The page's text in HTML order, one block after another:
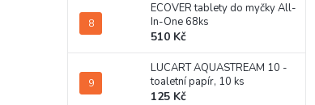
ECOVER tablety do myčky All-
In-One 68ks
510 Kč
LUCART AQUASTREAM 10 -
toaletní papír, 10 ks
125 Kč